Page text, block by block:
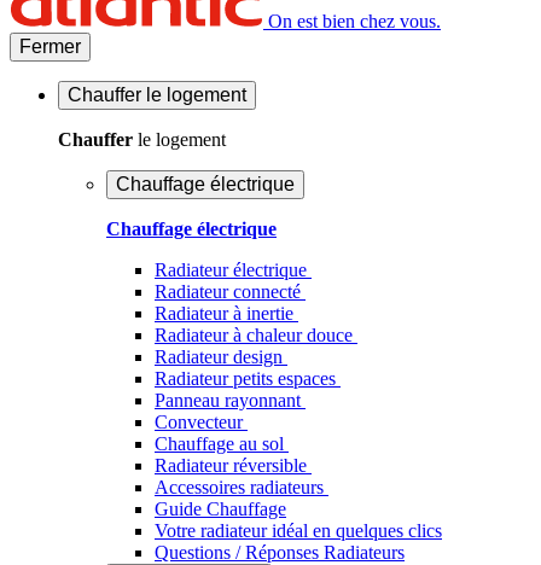
On est bien chez vous.
Fermer
Chauffer le logement
Chauffer le logement
Chauffage électrique
Chauffage électrique
Radiateur électrique
Radiateur connecté
Radiateur à inertie
Radiateur à chaleur douce
Radiateur design
Radiateur petits espaces
Panneau rayonnant
Convecteur
Chauffage au sol
Radiateur réversible
Accessoires radiateurs
Guide Chauffage
Votre radiateur idéal en quelques clics
Questions / Réponses Radiateurs